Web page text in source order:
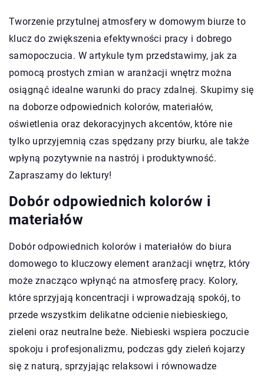
Tworzenie przytulnej atmosfery w domowym biurze to
klucz do zwiększenia efektywności pracy i dobrego
samopoczucia. W artykule tym przedstawimy, jak za
pomocą prostych zmian w aranżacji wnętrz można
osiągnąć idealne warunki do pracy zdalnej. Skupimy się
na doborze odpowiednich kolorów, materiałów,
oświetlenia oraz dekoracyjnych akcentów, które nie
tylko uprzyjemnią czas spędzany przy biurku, ale także
wpłyną pozytywnie na nastrój i produktywność.
Zapraszamy do lektury!
Dobór odpowiednich kolorów i
materiałów
Dobór odpowiednich kolorów i materiałów do biura
domowego to kluczowy element aranżacji wnętrz, który
może znacząco wpłynąć na atmosferę pracy. Kolory,
które sprzyjają koncentracji i wprowadzają spokój, to
przede wszystkim delikatne odcienie niebieskiego,
zieleni oraz neutralne beże. Niebieski wspiera poczucie
spokoju i profesjonalizmu, podczas gdy zieleń kojarzy
się z naturą, sprzyjając relaksowi i równowadze